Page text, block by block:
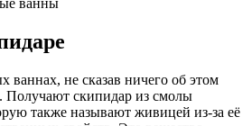
ваннах, не сказав ничего об этом
Получают скипидар из смолы
также называют живицей из-за её